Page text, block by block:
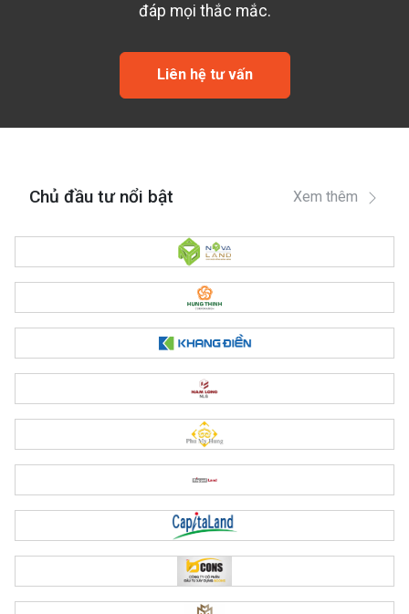
đáp mọi thắc mắc.
Liên hệ tư vấn
Chủ đầu tư nổi bật Xem thêm